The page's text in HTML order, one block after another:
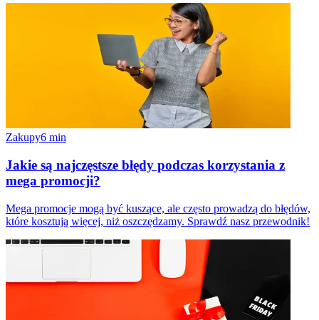
Zakupy6 min
Jakie są najczęstsze błędy podczas korzystania z
mega promocji?
Mega promocje mogą być kuszące, ale często prowadzą do błędów,
które kosztują więcej, niż oszczędzamy. Sprawdź nasz przewodnik!